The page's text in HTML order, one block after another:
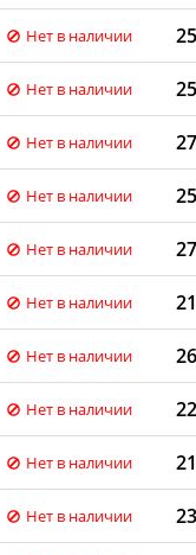
Нет в наличии
Нет в наличии
Нет в наличии
Нет в наличии
Нет в наличии
Нет в наличии
Нет в наличии
Нет в наличии
Нет в наличии
Нет в наличии